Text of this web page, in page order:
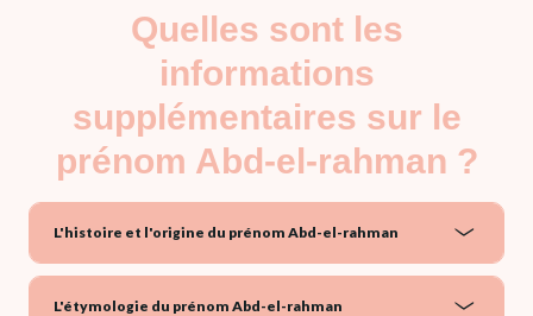
Quelles sont les
informations
supplémentaires sur le
prénom Abd-el-rahman ?
L'histoire et l'origine du prénom Abd-el-rahman
L'étymologie du prénom Abd-el-rahman